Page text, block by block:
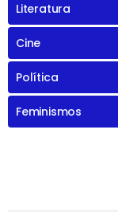
Literatura
Cine
Política
Feminismos